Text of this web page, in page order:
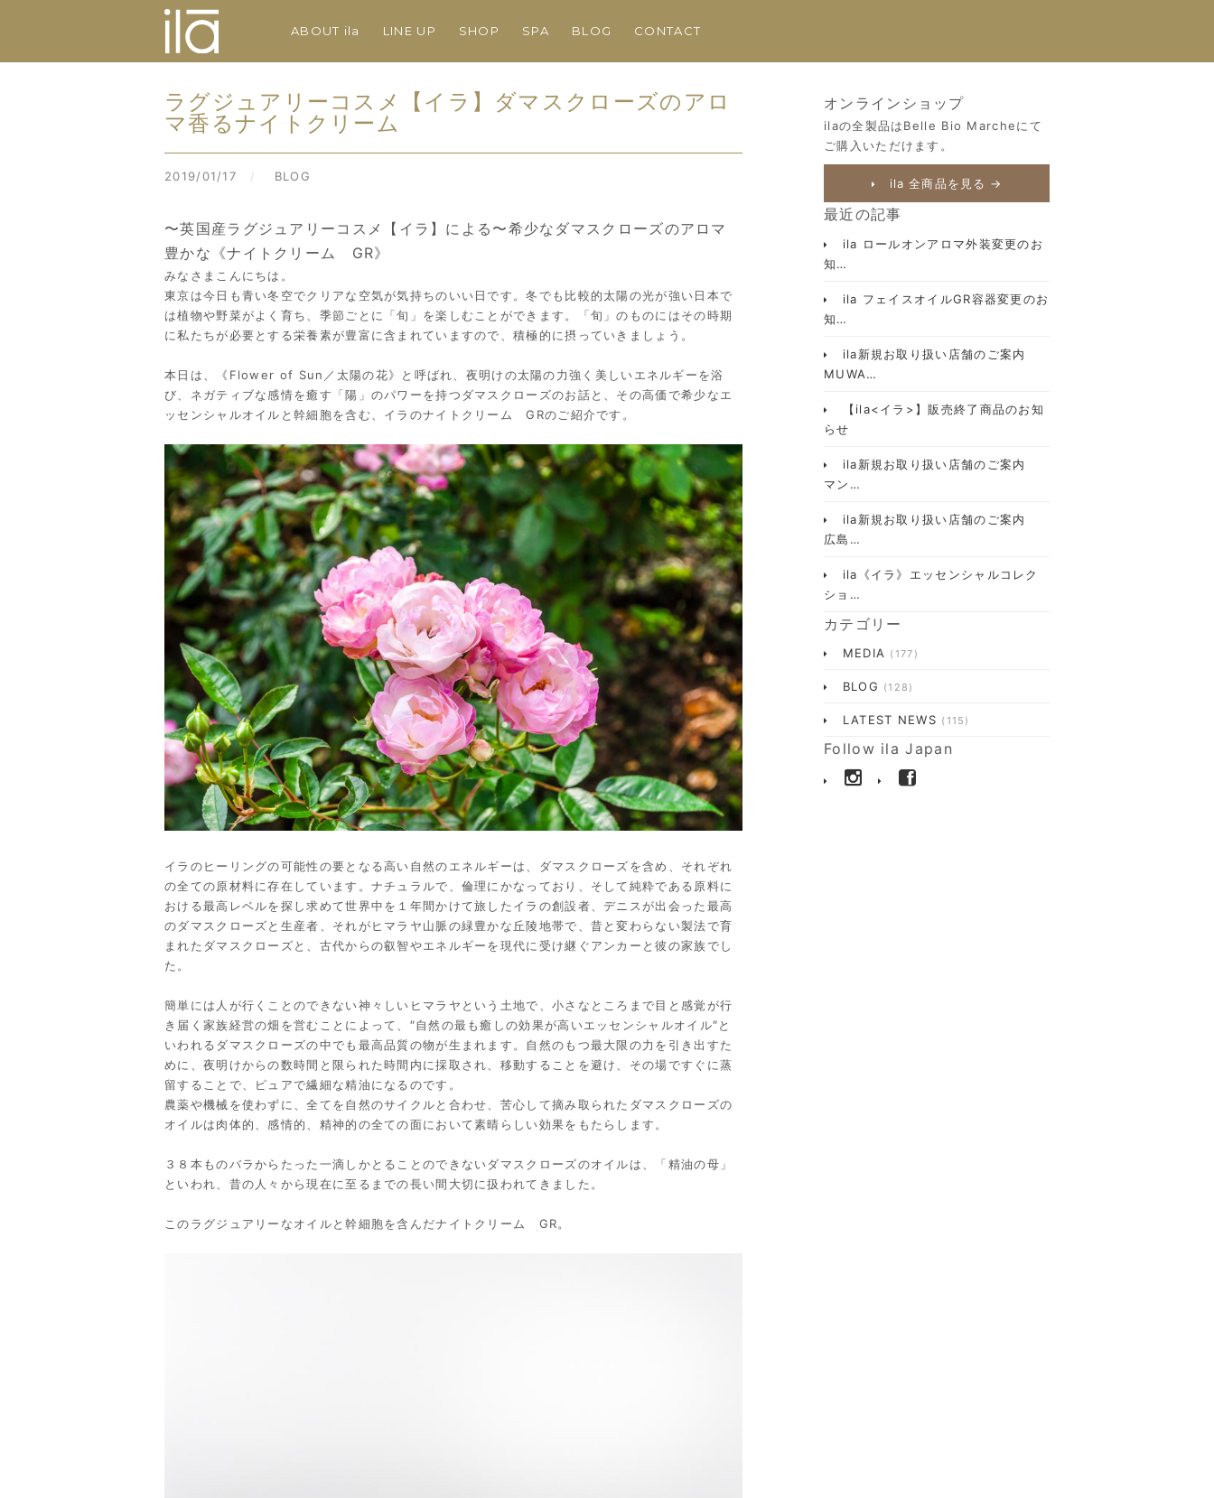
ABOUT ila LINE UP SHOP SPA BLOG CONTACT
ラグジュアリーコスメ【イラ】ダマスクローズのアロ
マ香るナイトクリーム
2019/01/17 / BLOG
〜英国産ラグジュアリーコスメ【イラ】による〜希少なダマスクローズのアロマ
豊かな《ナイトクリーム GR》
みなさまこんにちは。
東京は今日も青い冬空でクリアな空気が気持ちのいい日です。冬でも比較的太陽の光が強い日本で
は植物や野菜がよく育ち、季節ごとに「旬」を楽しむことができます。「旬」のものにはその時期
に私たちが必要とする栄養素が豊富に含まれていますので、積極的に摂っていきましょう。
本日は、《Flower of Sun／太陽の花》と呼ばれ、夜明けの太陽の力強く美しいエネルギーを浴
び、ネガティブな感情を癒す「陽」のパワーを持つダマスクローズのお話と、その高価で希少なエ
ッセンシャルオイルと幹細胞を含む、イラのナイトクリーム GRのご紹介です。
イラのヒーリングの可能性の要となる高い自然のエネルギーは、ダマスクローズを含め、それぞれ
の全ての原材料に存在しています。ナチュラルで、倫理にかなっており、そして純粋である原料に
おける最高レベルを探し求めて世界中を１年間かけて旅したイラの創設者、デニスが出会った最高
のダマスクローズと生産者、それがヒマラヤ山脈の緑豊かな丘陵地帯で、昔と変わらない製法で育
まれたダマスクローズと、古代からの叡智やエネルギーを現代に受け継ぐアンカーと彼の家族でし
た。
簡単には人が行くことのできない神々しいヒマラヤという土地で、小さなところまで目と感覚が行
き届く家族経営の畑を営むことによって、″自然の最も癒しの効果が高いエッセンシャルオイル″と
いわれるダマスクローズの中でも最高品質の物が生まれます。自然のもつ最大限の力を引き出すた
めに、夜明けからの数時間と限られた時間内に採取され、移動することを避け、その場ですぐに蒸
留することで、ピュアで繊細な精油になるのです。
農薬や機械を使わずに、全てを自然のサイクルと合わせ、苦心して摘み取られたダマスクローズの
オイルは肉体的、感情的、精神的の全ての面において素晴らしい効果をもたらします。
３８本ものバラからたった一滴しかとることのできないダマスクローズのオイルは、「精油の母」
といわれ、昔の人々から現在に至るまでの長い間大切に扱われてきました。
このラグジュアリーなオイルと幹細胞を含んだナイトクリーム GR。
オンラインショップ
ilaの全製品はBelle Bio Marcheにて
ご購入いただけます。
ila 全商品を見る →
最近の記事
ila ロールオンアロマ外装変更のお
知…
ila フェイスオイルGR容器変更のお
知…
ila新規お取り扱い店舗のご案内
MUWA…
【ila<イラ>】販売終了商品のお知
らせ
ila新規お取り扱い店舗のご案内
マン…
ila新規お取り扱い店舗のご案内
広島…
ila《イラ》エッセンシャルコレク
ショ…
カテゴリー
MEDIA (177)
BLOG (128)
LATEST NEWS (115)
Follow ila Japan